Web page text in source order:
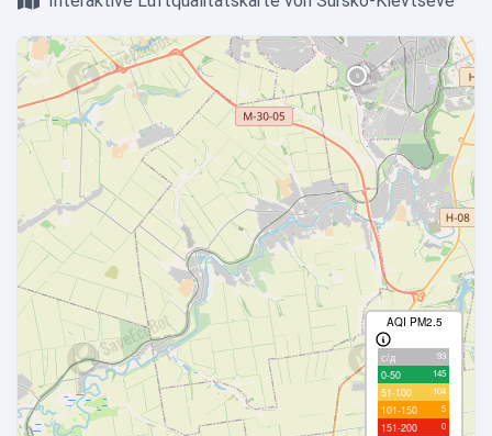
AQI PM2.5
с/д 93
0-50 145
51-100 104
101-150 5
151-200 0